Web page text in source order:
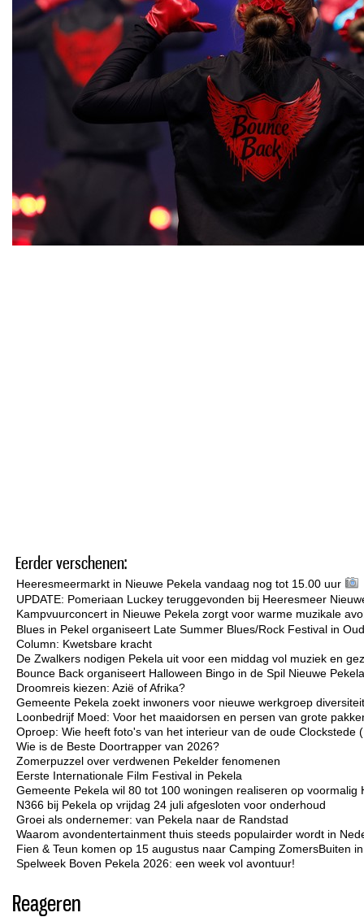
Eerder verschenen:
Heeresmeermarkt in Nieuwe Pekela vandaag nog tot 15.00 uur
UPDATE: Pomeriaan Luckey teruggevonden bij Heeresmeer
Kampvuurconcert in Nieuwe Pekela zorgt voor warme muzikale
Blues in Pekel organiseert Late Summer Blues/Rock Festival in
Column: Kwetsbare kracht
De Zwalkers nodigen Pekela uit voor een middag vol muziek en
Bounce Back organiseert Halloween Bingo in de Spil Nieuwe Pekela
Droomreis kiezen: Azië of Afrika?
Gemeente Pekela zoekt inwoners voor nieuwe werkgroep
Loonbedrijf Moed: Voor het maaidorsen en persen van grote
Oproep: Wie heeft foto's van het interieur van de oude Clockstede
Wie is de Beste Doortrapper van 2026?
Zomerpuzzel over verdwenen Pekelder fenomenen
Eerste Internationale Film Festival in Pekela
Gemeente Pekela wil 80 tot 100 woningen realiseren op voormalig
N366 bij Pekela op vrijdag 24 juli afgesloten voor onderhoud
Groei als ondernemer: van Pekela naar de Randstad
Waarom avondentertainment thuis steeds populairder wordt in
Fien & Teun komen op 15 augustus naar Camping ZomersBuiten
Spelweek Boven Pekela 2026: een week vol avontuur!
Reageren